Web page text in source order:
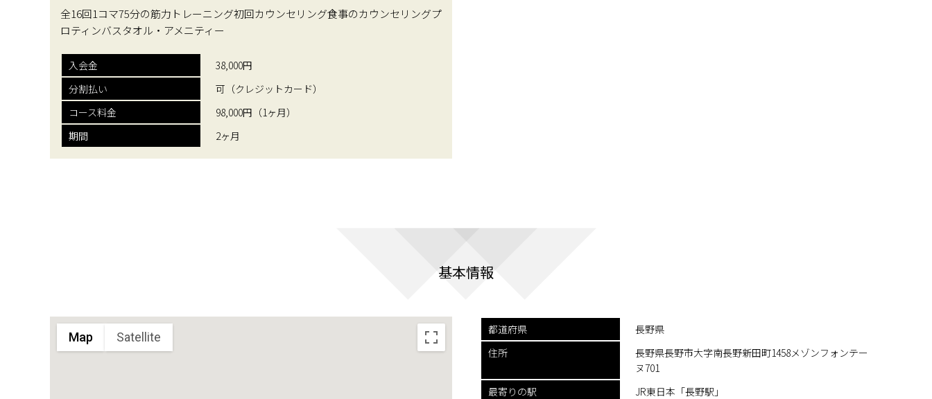
全16回1コマ75分の筋力トレーニング初回カウンセリング食事のカウンセリングプ
ロティンバスタオル・アメニティー
入会金
38,000円
分割払い
可（クレジットカード）
コース料金
98,000円（1ヶ月）
期間
2ヶ月
基本情報
都道府県
長野県
住所
長野県長野市大字南長野新田町1458メゾンフォンテー
ヌ701
最寄りの駅
JR東日本「長野駅」
Map Satellite